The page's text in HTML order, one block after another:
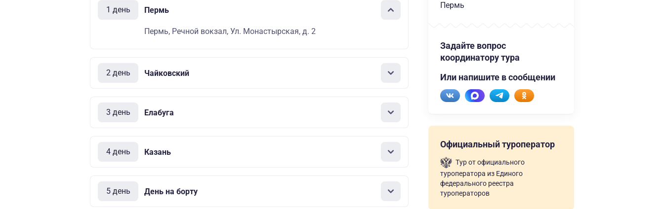
1 день Пермь
Пермь, Речной вокзал, Ул. Монастырская, д. 2
2 день Чайковский
3 день Елабуга
4 день Казань
5 день День на борту
Пермь
Задайте вопрос
координатору тура
Или напишите в сообщении
Официальный туроператор
Тур от официального
туроператора из Единого
федерального реестра
туроператоров